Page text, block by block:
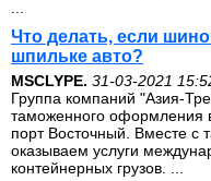
Что делать, если
шпильке авто?
MSCLYPE. 31-03-2021
Группа компаний "Азия-
таможенного оформления
порт Восточный. Вместе
оказываем услуги
контейнерных грузов. ...